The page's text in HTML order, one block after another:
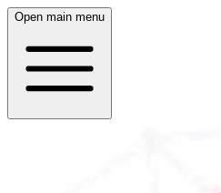
Open main menu